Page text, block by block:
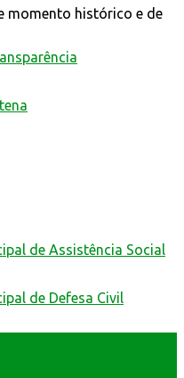
de Assistência Social
de Defesa Civil
momento histórico e de